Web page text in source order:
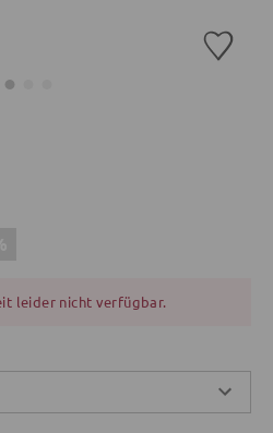
leider nicht verfügbar.